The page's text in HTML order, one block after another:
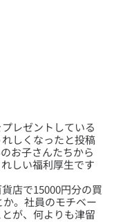
レゼントしている
しくなったと投稿
お子さんたちから
しい福利厚生です
店で15000円分の買
。社員のモチベー
が、何よりも津留